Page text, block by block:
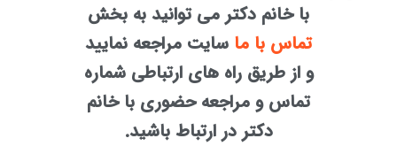
با خانم دکتر می توانید به بخش
تماس با ما سایت مراجعه نمایید
و از طریق راه های ارتباطی شماره
تماس و مراجعه حضوری با خانم
دکتر در ارتباط باشید.